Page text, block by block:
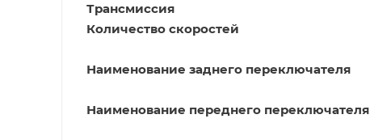
Трансмиссия
Количество скоростей
Наименование заднего переключателя
Наименование переднего переключателя